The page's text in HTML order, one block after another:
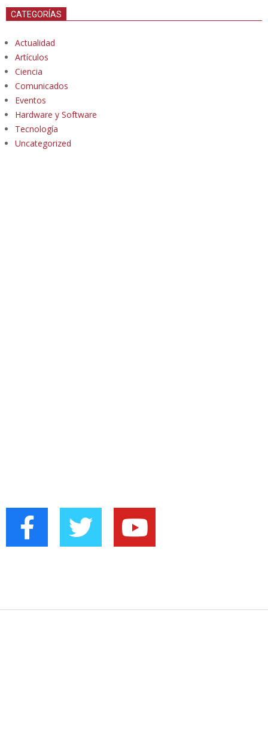
CATEGORÍAS
Actualidad
Artículos
Ciencia
Comunicados
Eventos
Hardware y Software
Tecnología
Uncategorized